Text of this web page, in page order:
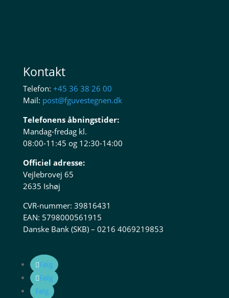
Kontakt
Telefon: +45 36 38 26 00
Mail: post@fguvestegnen.dk
Telefonens åbningstider:
Mandag-fredag kl.
08:00-11:45 og 12:30-14:00
Officiel adresse:
Vejlebrovej 65
2635 Ishøj
CVR-nummer: 39816431
EAN: 5798000561915
Danske Bank (SKB) – 0216 4069219853
Følg
Følg
Følg